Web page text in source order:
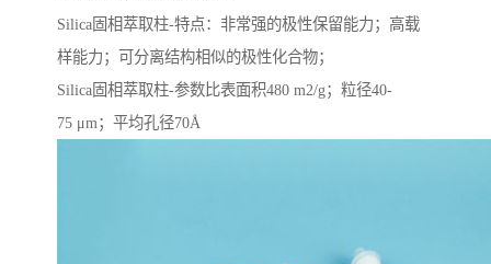
Silica固相萃取柱-特点：非常强的极性保留能力；高载
样能力；可分离结构相似的极性化合物；
Silica固相萃取柱-参数比表面积480 m2/g；粒径40-
75 μm；平均孔径70Å